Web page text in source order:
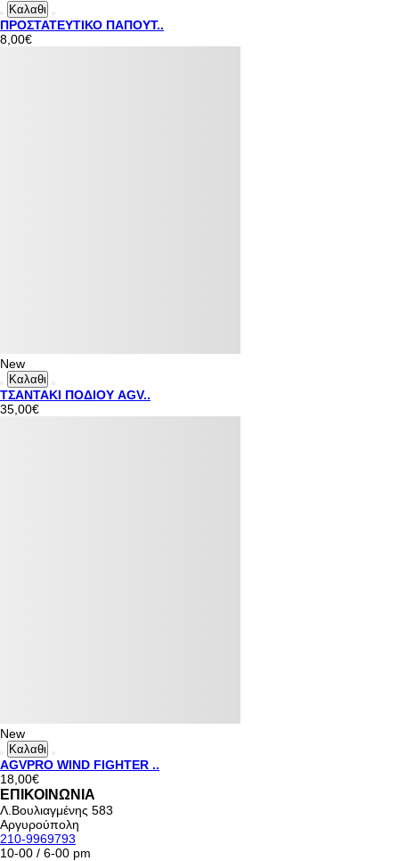
Καλαθι
ΠΡΟΣΤΑΤΕΥΤΙΚΟ ΠΑΠΟΥΤ..
8,00€
New
Καλαθι
ΤΣΑΝΤΑΚΙ ΠΟΔΙΟΥ AGV..
35,00€
New
Καλαθι
AGVPRO WIND FIGHTER ..
18,00€
ΕΠΙΚΟΙΝΩΝΙΑ
Λ.Βουλιαγμένης 583
Αργυρούπολη
210-9969793
10-00 / 6-00 pm